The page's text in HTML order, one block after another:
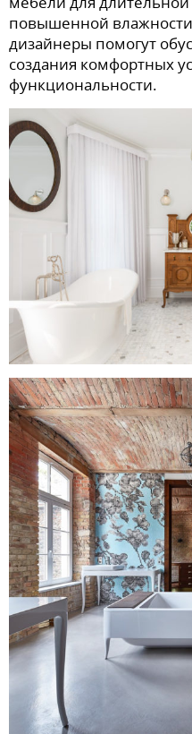
повышенной
дизайнеры помогут
создания комфортных
функциональности.